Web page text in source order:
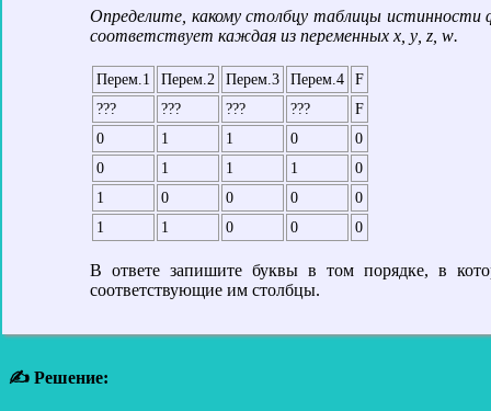
Определите, какому столбцу таблицы истинности
соответствует каждая из переменных x y z w.
Перем.1 Перем.2 Перем.3 Перем.4
F
???
??? ??? ???
F
0
1 1 0
0
0
1 1 1
0
1
0 0 0
0
1
1 0 0 0
В ответе запишите буквы в том порядке, в
соответствующие им столбцы.
✍ Решение: